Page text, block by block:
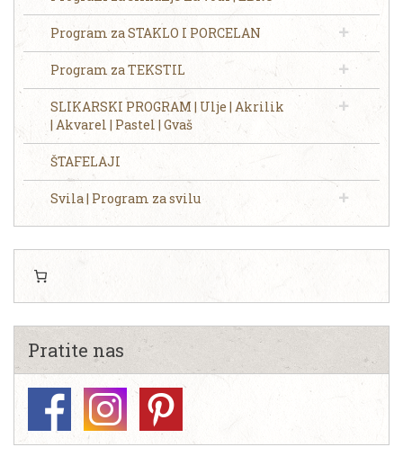
Program za STAKLO I PORCELAN
Program za TEKSTIL
SLIKARSKI PROGRAM | Ulje | Akrilik
| Akvarel | Pastel | Gvaš
ŠTAFELAJI
Svila | Program za svilu
Pratite nas